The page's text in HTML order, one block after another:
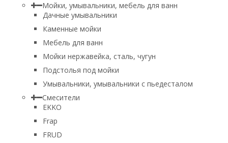
Мойки, умывальники, мебель для ванн
Дачные умывальники
Каменные мойки
Мебель для ванн
Мойки нержавейка, сталь, чугун
Подстолья под мойки
Умывальники, умывальники с пьедесталом
Смесители
EKKO
Frap
FRUD